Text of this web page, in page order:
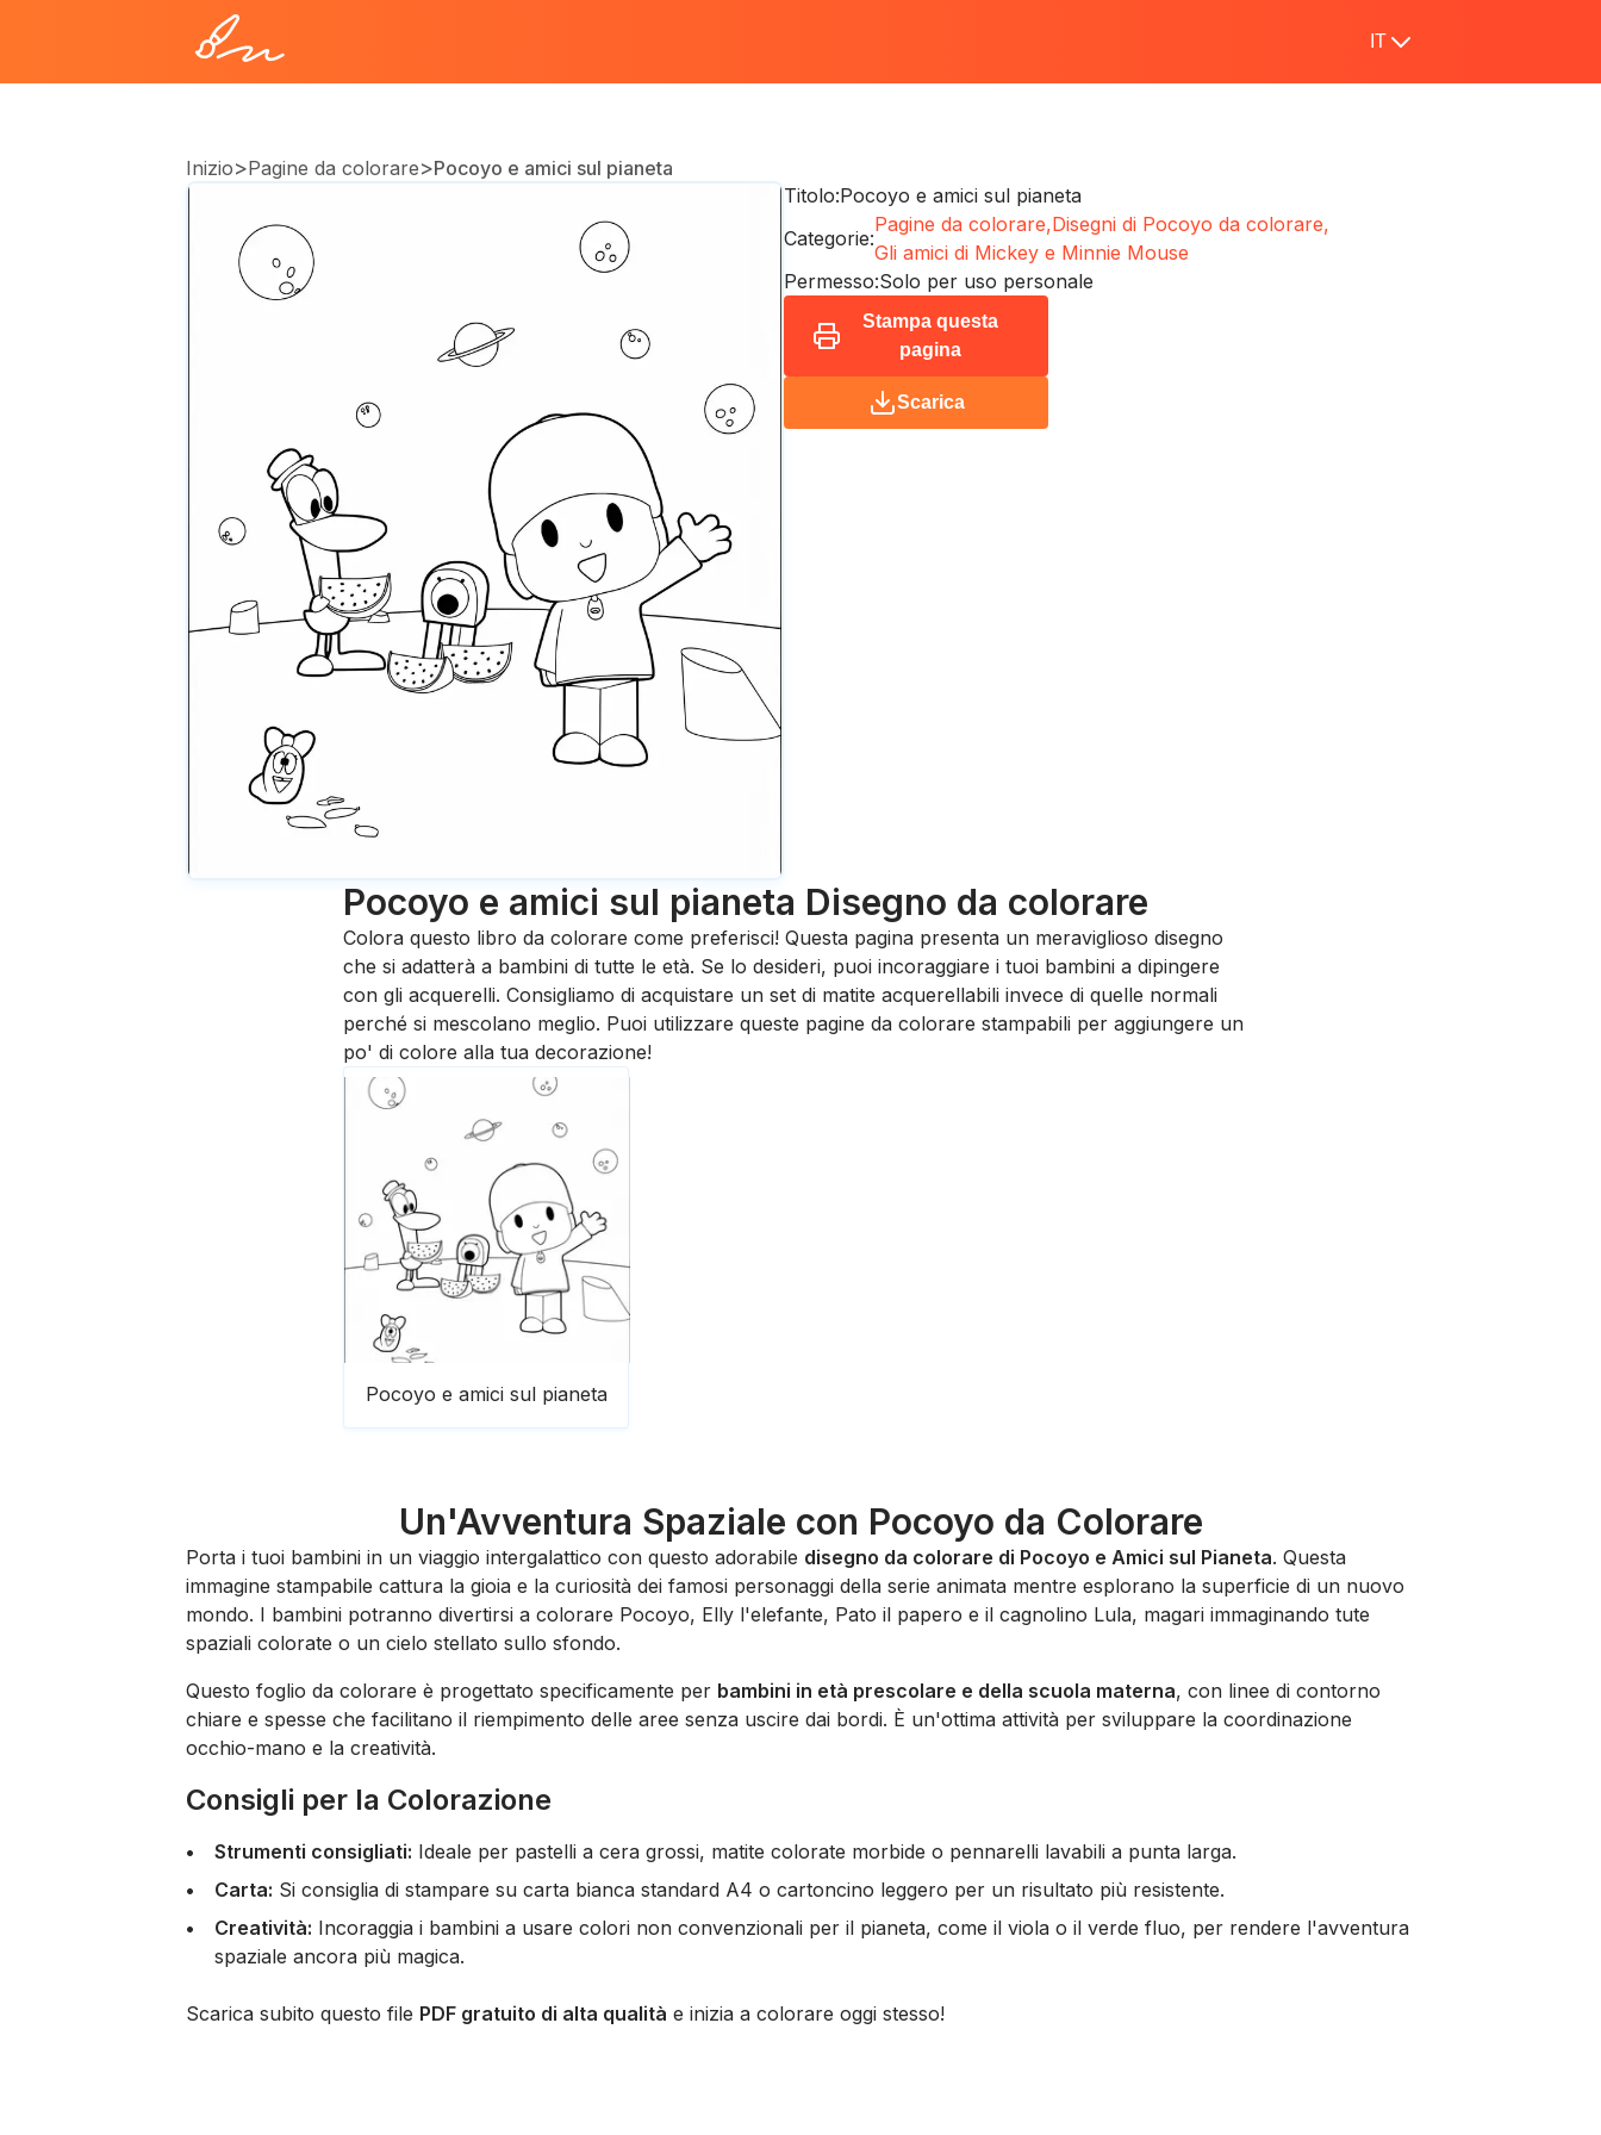
IT
Inizio>Pagine da colorare>Pocoyo e amici sul pianeta
Titolo:Pocoyo e amici sul pianeta
Categorie:
Pagine da colorare,Disegni di Pocoyo da colorare,
Gli amici di Mickey e Minnie Mouse
Permesso:Solo per uso personale
Stampa questa
pagina
Scarica
Pocoyo e amici sul pianeta Disegno da colorare
Colora questo libro da colorare come preferisci! Questa pagina presenta un meraviglioso disegno
che si adatterà a bambini di tutte le età. Se lo desideri, puoi incoraggiare i tuoi bambini a dipingere
con gli acquerelli. Consigliamo di acquistare un set di matite acquerellabili invece di quelle normali
perché si mescolano meglio. Puoi utilizzare queste pagine da colorare stampabili per aggiungere un
po' di colore alla tua decorazione!
Pocoyo e amici sul pianeta
Un'Avventura Spaziale con Pocoyo da Colorare
Porta i tuoi bambini in un viaggio intergalattico con questo adorabile disegno da colorare di Pocoyo e Amici sul Pianeta. Questa
immagine stampabile cattura la gioia e la curiosità dei famosi personaggi della serie animata mentre esplorano la superficie di un nuovo
mondo. I bambini potranno divertirsi a colorare Pocoyo, Elly l'elefante, Pato il papero e il cagnolino Lula, magari immaginando tute
spaziali colorate o un cielo stellato sullo sfondo.
Questo foglio da colorare è progettato specificamente per bambini in età prescolare e della scuola materna, con linee di contorno
chiare e spesse che facilitano il riempimento delle aree senza uscire dai bordi. È un'ottima attività per sviluppare la coordinazione
occhio-mano e la creatività.
Consigli per la Colorazione
Strumenti consigliati: Ideale per pastelli a cera grossi, matite colorate morbide o pennarelli lavabili a punta larga.
Carta: Si consiglia di stampare su carta bianca standard A4 o cartoncino leggero per un risultato più resistente.
Creatività: Incoraggia i bambini a usare colori non convenzionali per il pianeta, come il viola o il verde fluo, per rendere l'avventura
spaziale ancora più magica.
Scarica subito questo file PDF gratuito di alta qualità e inizia a colorare oggi stesso!